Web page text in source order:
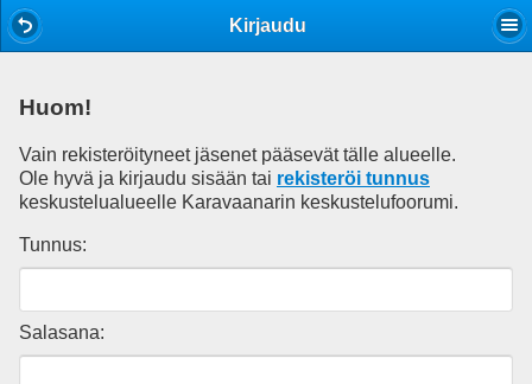
Kirjaudu
Huom!
Vain rekisteröityneet jäsenet pääsevät tälle alueelle.
Ole hyvä ja kirjaudu sisään tai rekisteröi tunnus
keskustelualueelle Karavaanarin keskustelufoorumi.
Tunnus:
Salasana: